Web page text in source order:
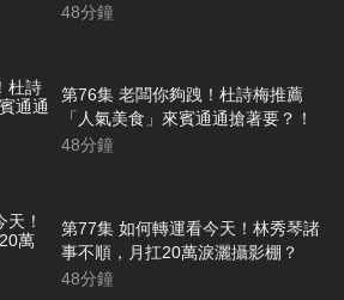
48分鐘
第76集 老闆你夠跩！杜詩梅推薦
「人氣美食」來賓通通搶著要？！
48分鐘
第77集 如何轉運看今天！林秀琴諸
事不順，月扛20萬淚灑攝影棚？
48分鐘